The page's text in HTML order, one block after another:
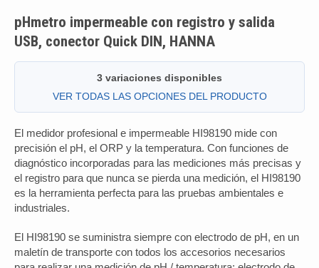
pHmetro impermeable con registro y salida
USB, conector Quick DIN, HANNA
3 variaciones disponibles
VER TODAS LAS OPCIONES DEL PRODUCTO
El medidor profesional e impermeable HI98190 mide con
precisión el pH, el ORP y la temperatura. Con funciones de
diagnóstico incorporadas para las mediciones más precisas y
el registro para que nunca se pierda una medición, el HI98190
es la herramienta perfecta para las pruebas ambientales e
industriales.
El HI98190 se suministra siempre con electrodo de pH, en un
maletín de transporte con todos los accesorios necesarios